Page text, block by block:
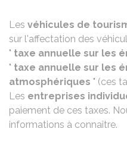
Les véhicules de
sur l'affectation des
" taxe annuelle sur les
" taxe annuelle sur les
atmosphériques " (ces
Les entreprises
paiement de ces taxes.
informations à connaître.